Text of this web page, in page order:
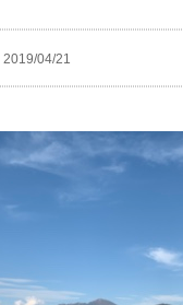
2019/04/21